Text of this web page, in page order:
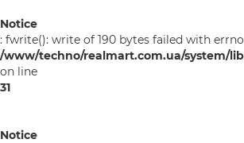
Notice
: fwrite(): write of 190 bytes failed with
/www/techno/realmart.com.ua/system/
on line
31
Notice